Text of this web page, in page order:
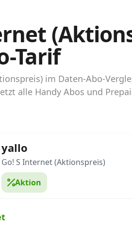
Tarif
im Daten-Abo-
alle Handy Abos und
yallo
Go! S Internet (Aktionspreis)
Aktion